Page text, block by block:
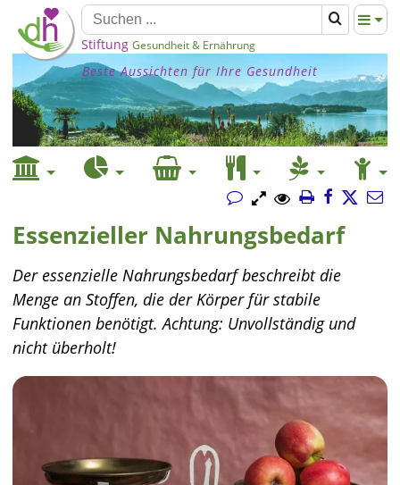
Stiftung Gesundheit & Ernährung
Beste Aussichten für Ihre Gesundheit
Essenzieller Nahrungsbedarf
Der essenzielle Nahrungsbedarf beschreibt die
Menge an Stoffen, die der Körper für stabile
Funktionen benötigt. Achtung: Unvollständig und
nicht überholt!